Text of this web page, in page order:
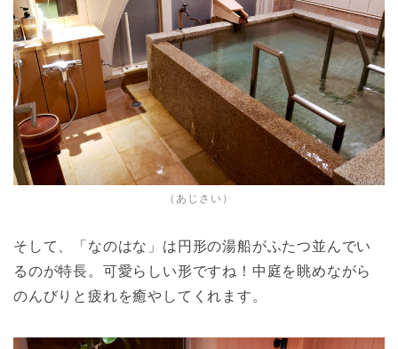
（あじさい）
そして、「なのはな」は円形の湯船がふたつ並んでい
るのが特長。可愛らしい形ですね！中庭を眺めながら
のんびりと疲れを癒やしてくれます。